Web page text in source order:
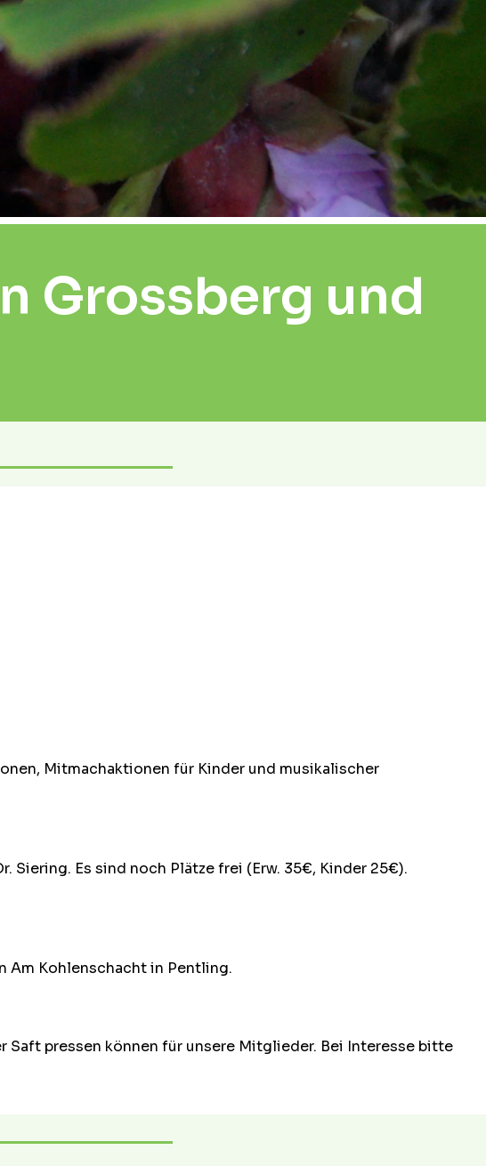
Grossberg und
Mitmachaktionen für Kinder und musikalischer
Es sind noch Plätze frei (Erw. 35€, Kinder 25€).
Am Kohlenschacht in Pentling.
Saft pressen können für unsere Mitglieder. Bei Interesse bitte